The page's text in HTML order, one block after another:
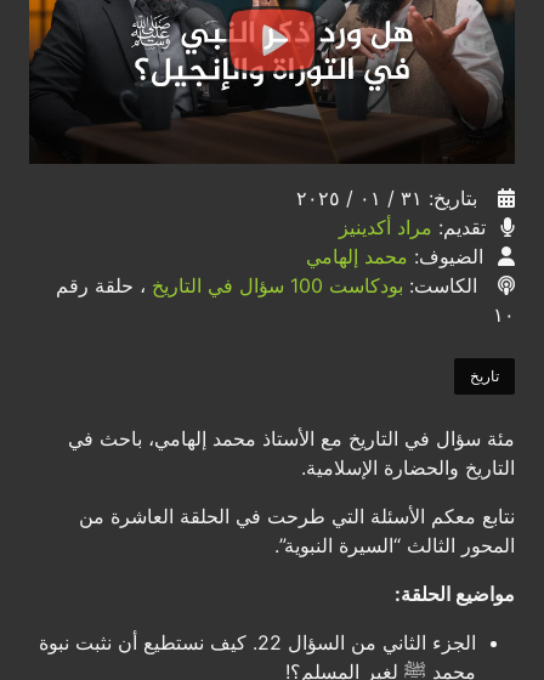
بتاريخ: ٣١ / ٠١ / ٢٠٢٥
تقديم: مراد أكدينيز
الضيوف: محمد إلهامي
الكاست: بودكاست 100 سؤال في التاريخ
، حلقة رقم
١٠
تاريخ
مئة سؤال في التاريخ مع الأستاذ محمد إلهامي، باحث في
التاريخ والحضارة الإسلامية.
نتابع معكم الأسئلة التي طرحت في الحلقة العاشرة من
المحور الثالث “السيرة النبوية”.
مواضيع الحلقة:
الجزء الثاني من السؤال 22. كيف نستطيع أن نثبت نبوة
محمد ﷺ لغير المسلم؟!